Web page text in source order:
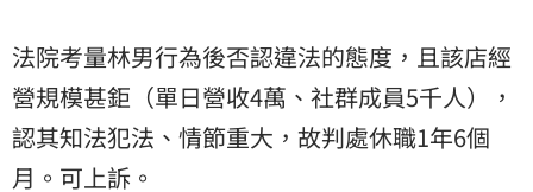
法院考量林男行為後否認違法的態度，且該店經
營規模甚鉅（單日營收4萬、社群成員5千人），
認其知法犯法、情節重大，故判處休職1年6個
月。可上訴。